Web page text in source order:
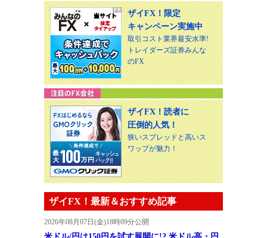
ザイFX！限定
キャンペーン実施中
取引コスト業界最安水準!
トレイダーズ証券みんな
のFX
ザイFX！読者に
圧倒的人気！
狭いスプレッドと高いス
ワップが魅力！
ザイFX！最新＆おすすめ記事
2026年08月07日(金)18時09分公開